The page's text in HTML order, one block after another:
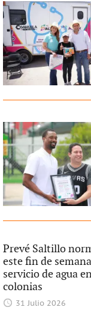
Prevé Saltillo
este fin de
servicio de agua
colonias
31 Julio 2026